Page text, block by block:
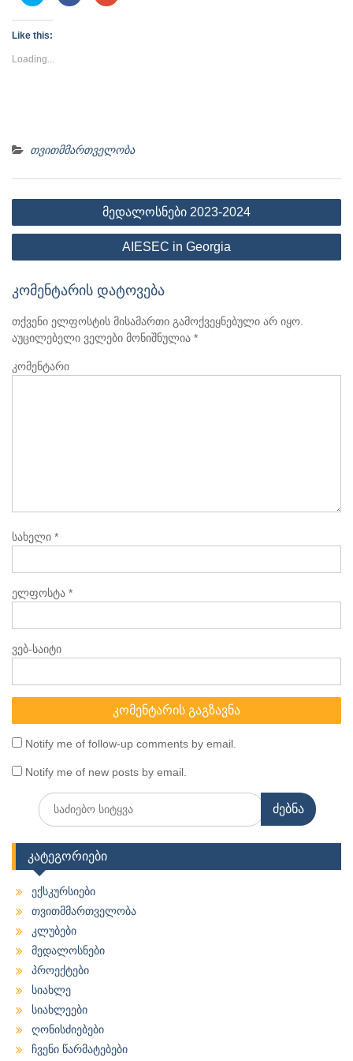
on
Twitter
(Opens
new
window)
Like this:
Loading...
თვითმმართველობა
პოსტის
ნავიგაცია
მედალოსნები 2023-2024
AIESEC in Georgia
კომენტარის დატოვება
თქვენი ელფოსტის მისამართი გამოქვეყნებული არ იყო.
აუცილებელი ველები მონიშნულია *
კომენტარი
სახელი *
ელფოსტა *
ვებ-საიტი
Notify me of follow-up comments by email.
Notify me of new posts by email.
Search
for:
კატეგორიები
ექსკურსიები
თვითმმართველობა
კლუბები
მედალოსნები
პროექტები
სიახლე
სიახლეები
ღონისძიებები
ჩვენი წარმატებები